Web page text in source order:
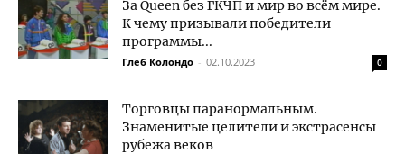
За Queen без ГКЧП и мир во всём мире.
К чему призывали победители
программы...
Глеб Колондо - 02.10.2023 0
Торговцы паранормальным.
Знаменитые целители и экстрасенсы
рубежа веков